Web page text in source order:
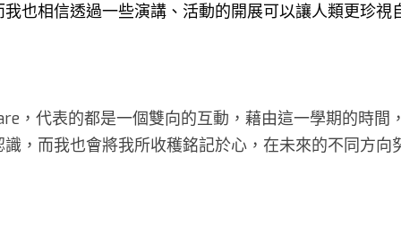
也相信透過一些演講、活動的開展可以讓人類更珍視
，代表的都是一個雙向的互動，藉由這一學期的時間
，而我也會將我所收穫銘記於心，在未來的不同方向